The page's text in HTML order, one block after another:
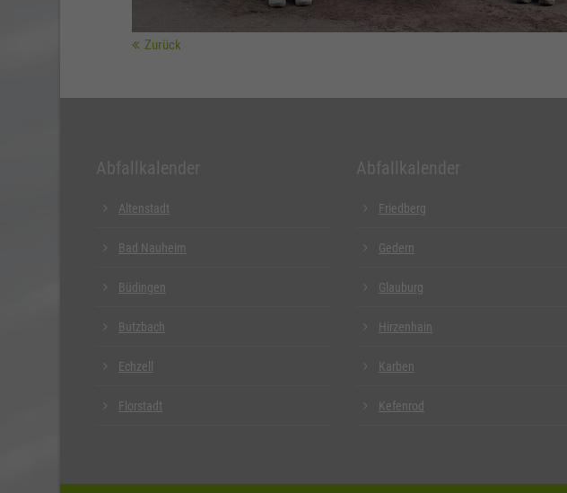
Zurück
Abfallkalender
Altenstadt
Bad Nauheim
Büdingen
Butzbach
Echzell
Florstadt
Abfallkalender
Friedberg
Gedern
Glauburg
Hirzenhain
Karben
Kefenrod